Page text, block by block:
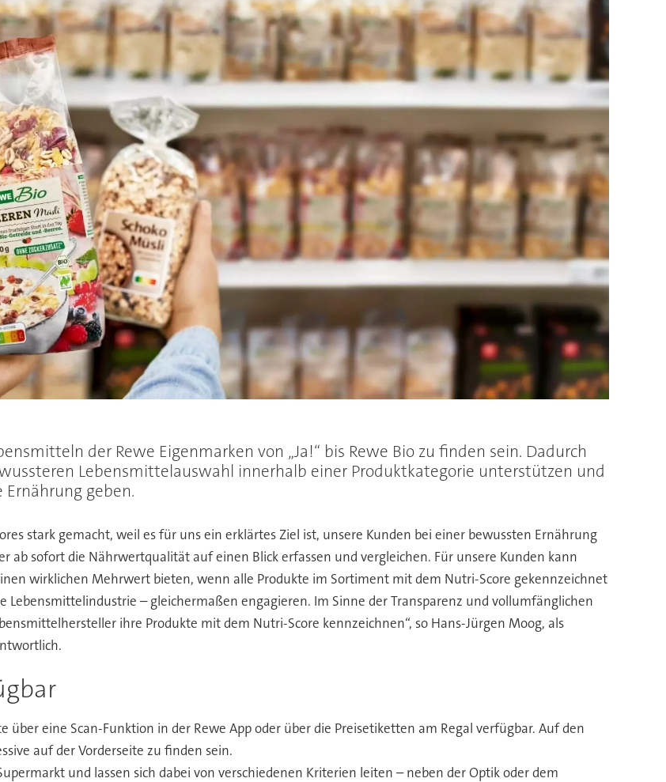
der Rewe Eigenmarken von „Ja!“ bis Rewe Bio zu finden sein. Dadurch
Lebensmittelauswahl innerhalb einer Produktkategorie unterstützen und
geben.
stark gemacht, weil es für uns ein erklärtes Ziel ist, unsere Kunden bei einer bewussten Ernährung
ab sofort die Nährwertqualität auf einen Blick erfassen und vergleichen. Für unsere Kunden kann
wirklichen Mehrwert bieten, wenn alle Produkte im Sortiment mit dem Nutri-Score gekennzeichnet
Lebensmittelindustrie – gleichermaßen engagieren. Im Sinne der Transparenz und vollumfänglichen
ihre Produkte mit dem Nutri-Score kennzeichnen“, so Hans-Jürgen Moog, als
eine Scan-Funktion in der Rewe App oder über die Preisetiketten am Regal verfügbar. Auf den
auf der Vorderseite zu finden sein.
und lassen sich dabei von verschiedenen Kriterien leiten – neben der Optik oder dem